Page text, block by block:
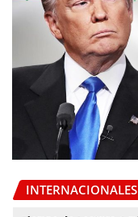
INTERNACIONALES